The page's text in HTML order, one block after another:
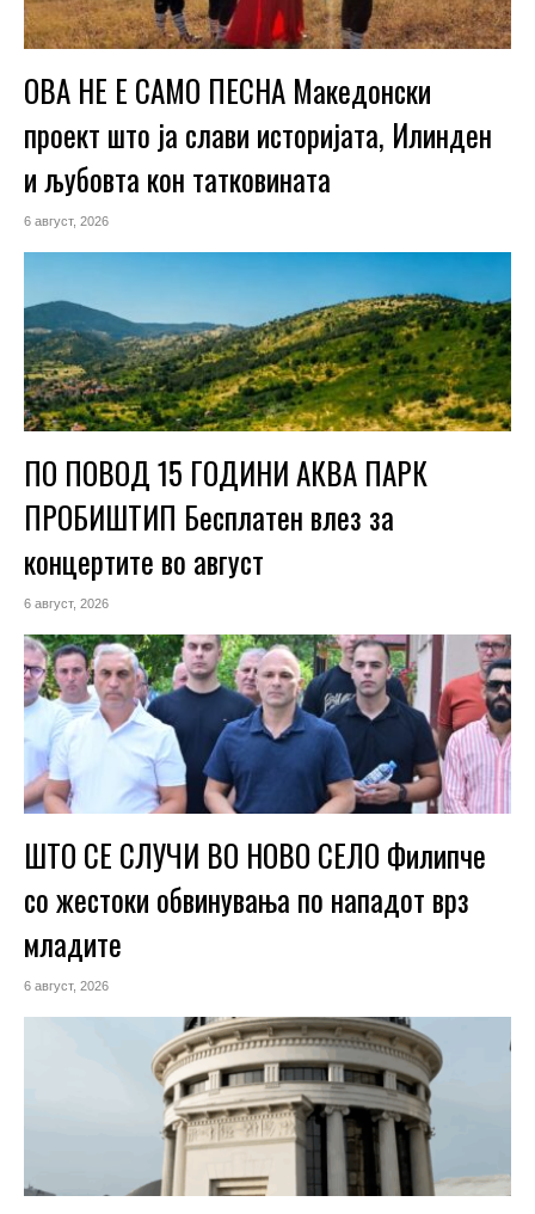
ОВА НЕ Е САМО ПЕСНА Македонски
проект што ја слави историјата, Илинден
и љубовта кон татковината
6 август, 2026
ПО ПОВОД 15 ГОДИНИ АКВА ПАРК
ПРОБИШТИП Бесплатен влез за
концертите во август
6 август, 2026
ШТО СЕ СЛУЧИ ВО НОВО СЕЛО Филипче
со жестоки обвинувања по нападот врз
младите
6 август, 2026